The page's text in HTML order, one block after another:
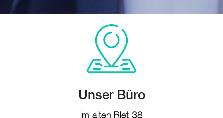
Unser Büro
Im alten Riet 38